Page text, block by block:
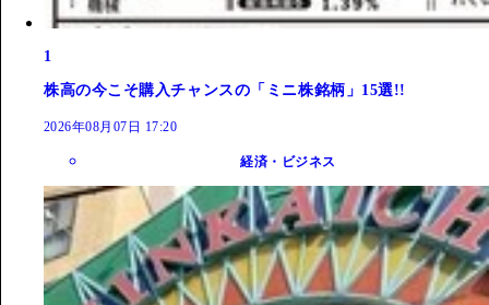
1
株高の今こそ購入チャンスの「ミニ株銘柄」15選!!
2026年08月07日 17:20
経済・ビジネス